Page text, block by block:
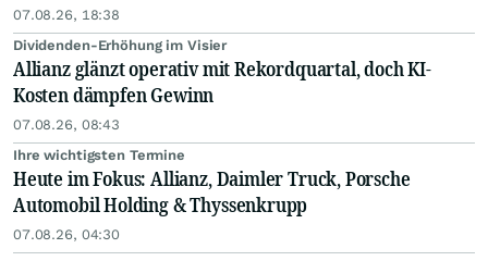
07.08.26, 18:38
Dividenden-Erhöhung im Visier
Allianz glänzt operativ mit Rekordquartal, doch KI-
Kosten dämpfen Gewinn
07.08.26, 08:43
Ihre wichtigsten Termine
Heute im Fokus: Allianz, Daimler Truck, Porsche
Automobil Holding & Thyssenkrupp
07.08.26, 04:30